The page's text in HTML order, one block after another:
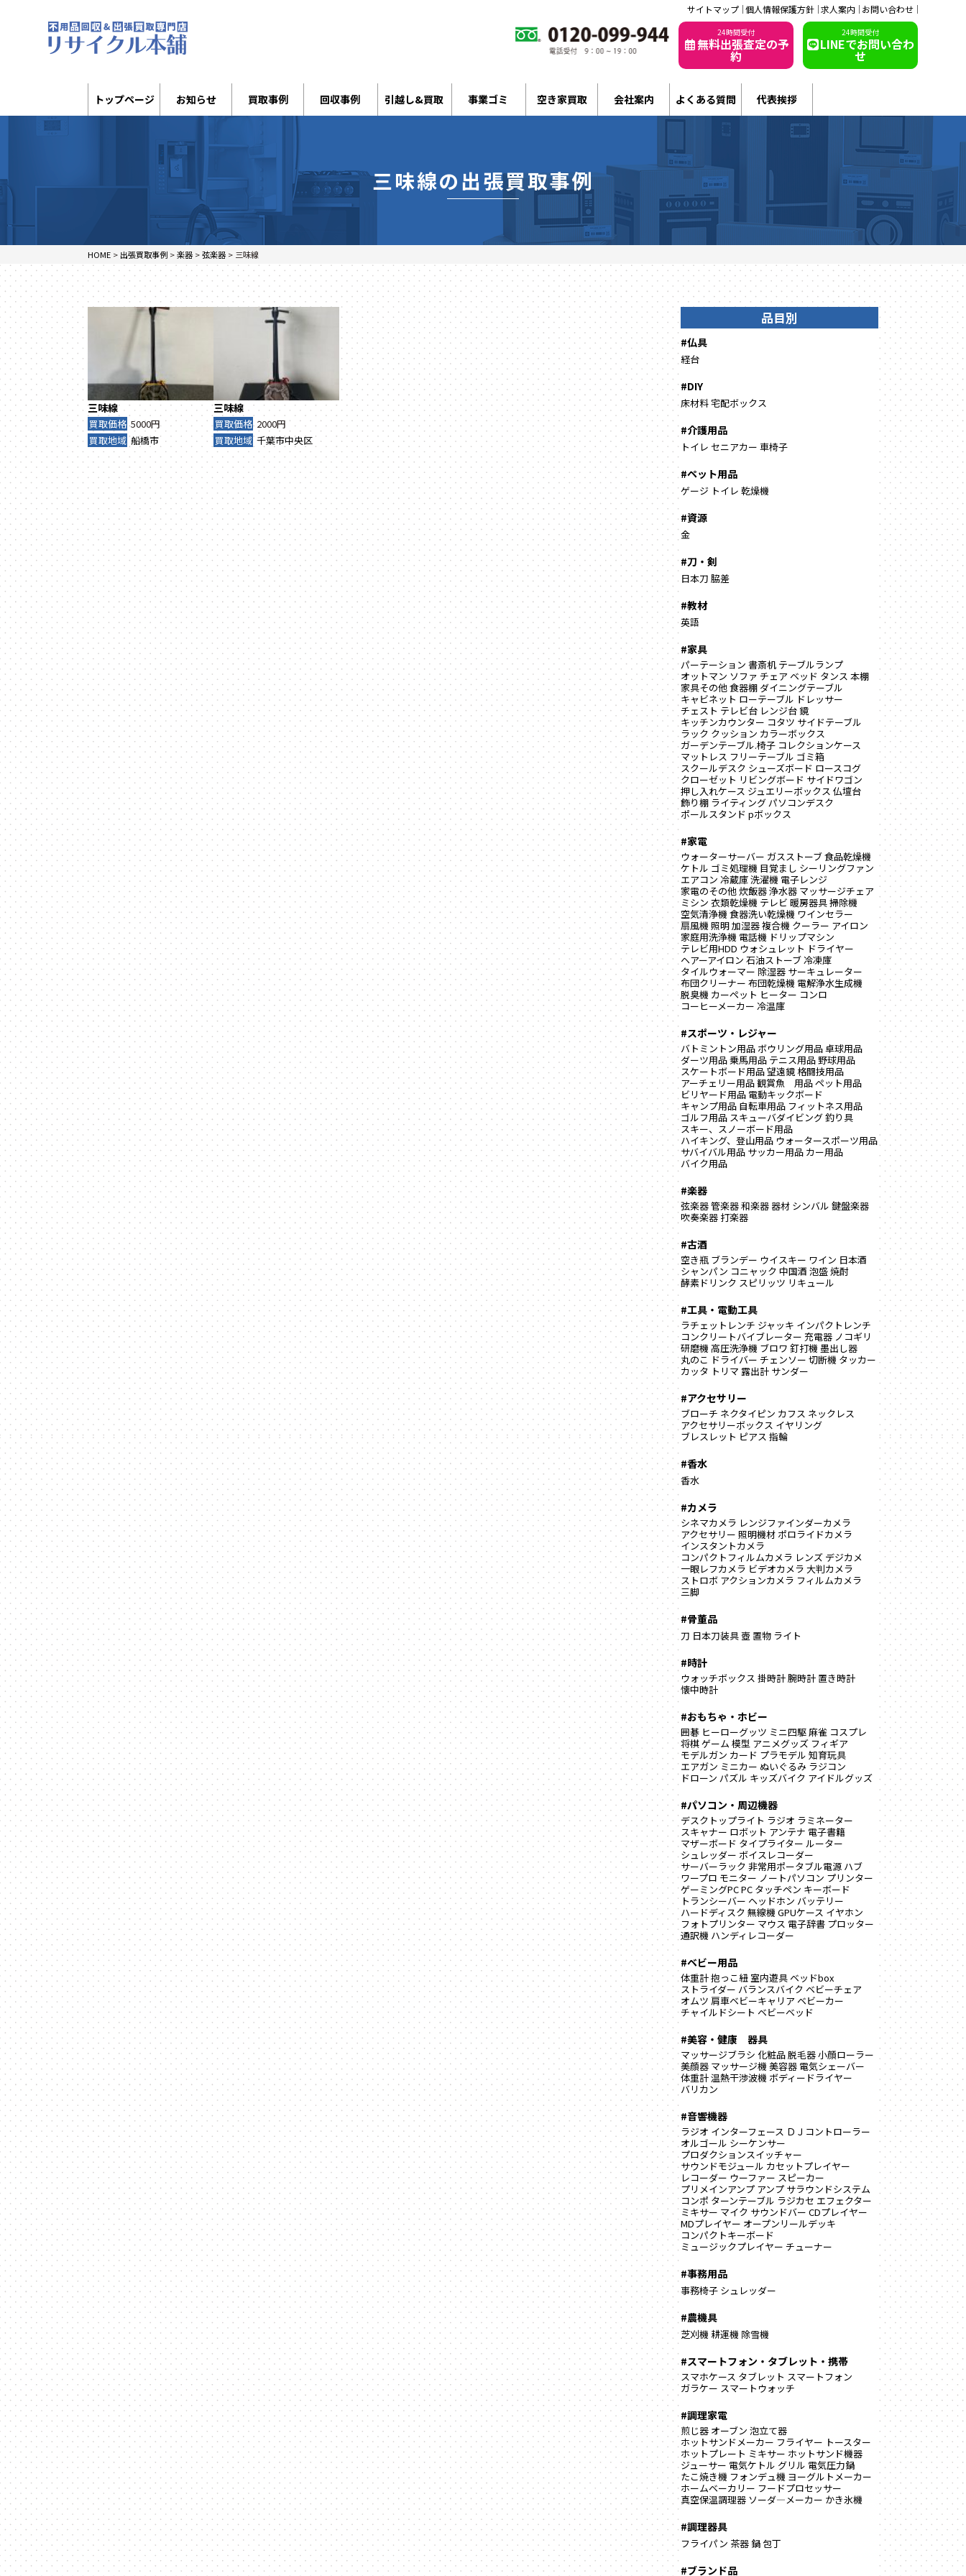
サイトマップ 個人情報保護方針 求人案内 お問い合わせ
24時間受付
無料出張査定の予
約
24時間受付
LINEでお問い合わ
せ
トップページ お知らせ 買取事例 回収事例 引越し&買取 事業ゴミ 空き家買取 会社案内 よくある質問 代表挨拶
三味線の出張買取事例
HOME > 出張買取事例 >楽器 >弦楽器 > 三味線
三味線
買取価格 5000円
買取地域 船橋市
三味線
買取価格 2000円
買取地域 千葉市中央区
品目別
#仏具
経台
#DIY
床材料宅配ボックス
#介護用品
トイレ セニアカー 車椅子
#ペット用品
ゲージ トイレ 乾燥機
#資源
金
#刀・剣
日本刀 脇差
#教材
英語
#家具
パーテーション 書斎机 テーブルランプ
オットマン ソファ チェア ベッド タンス 本棚
家具その他食器棚 ダイニングテーブル
キャビネット ローテーブル ドレッサー
チェスト テレビ台 レンジ台鏡
キッチンカウンター コタツ サイドテーブル
ラック クッション カラーボックス
ガーデンテーブル.椅子 コレクションケース
マットレス フリーテーブル ゴミ箱
スクールデスク シューズボード ロースコグ
クローゼット リビングボード サイドワゴン
押し入れケース ジュエリーボックス 仏壇台
飾り棚 ライティングパソコンデスク
ポールスタンド pボックス
#家電
ウォーターサーバー ガスストーブ食品乾燥機
ケトル ゴミ処理機 目覚まし シーリングファン
エアコン 冷蔵庫洗濯機 電子レンジ
家電のその他炊飯器浄水器 マッサージチェア
ミシン 衣類乾燥機 テレビ 暖房器具掃除機
空気清浄機食器洗い乾燥機 ワインセラー
扇風機照明加湿器複合機 クーラー アイロン
家庭用洗浄機 電話機 ドリップマシン
テレビ用HDD ウォシュレット ドライヤー
ヘアーアイロン 石油ストーブ冷凍庫
タイルウォーマー 除湿器 サーキュレーター
布団クリーナー 布団乾燥機 電解浄水生成機
脱臭機 カーペット ヒーター コンロ
コーヒーメーカー 冷温庫
#スポーツ・レジャー
バトミントン用品 ボウリング用品卓球用品
ダーツ用品乗馬用品 テニス用品野球用品
スケートボード用品望遠鏡 格闘技用品
アーチェリー用品 観賞魚 用品ペット用品
ビリヤード用品 電動キックボード
キャンプ用品 自転車用品 フィットネス用品
ゴルフ用品 スキューバダイビング釣り具
スキー、スノーボード用品
ハイキング、登山用品 ウォータースポーツ用品
サバイバル用品 サッカー用品 カー用品
バイク用品
#楽器
弦楽器管楽器和楽器 器材 シンバル 鍵盤楽器
吹奏楽器 打楽器
#古酒
空き瓶 ブランデー ウイスキー ワイン 日本酒
シャンパン コニャック 中国酒 泡盛焼酎
酵素ドリンク スピリッツ リキュール
#工具・電動工具
ラチェットレンチ ジャッキ インパクトレンチ
コンクリートバイブレーター 充電器 ノコギリ
研磨機 高圧洗浄機 ブロワ 釘打機墨出し器
丸のこ ドライバー チェンソー 切断機 タッカー
カッタ トリマ 露出計 サンダー
#アクセサリー
ブローチ ネクタイピン カフス ネックレス
アクセサリーボックス イヤリング
ブレスレット ピアス 指輪
#香水
香水
#カメラ
シネマカメラ レンジファインダーカメラ
アクセサリー 照明機材 ポロライドカメラ
インスタントカメラ
コンパクトフィルムカメラ レンズ デジカメ
一眼レフカメラ ビデオカメラ 大判カメラ
ストロボ アクションカメラ フィルムカメラ
三脚
#骨董品
刀 日本刀装具壺 置物 ライト
#時計
ウォッチボックス 掛時計腕時計 置き時計
懐中時計
#おもちゃ・ホビー
囲碁 ヒーローグッツ ミニ四駆麻雀 コスプレ
将棋ゲーム 模型 アニメグッズ フィギア
モデルガン カード プラモデル 知育玩具
エアガン ミニカー ぬいぐるみ ラジコン
ドローン パズル キッズバイク アイドルグッズ
#パソコン・周辺機器
デスクトップライト ラジオ ラミネーター
スキャナー ロボット アンテナ 電子書籍
マザーボード タイプライター ルーター
シュレッダー ボイスレコーダー
サーバーラック 非常用ポータブル電源 ハブ
ワープロ モニター ノートパソコン プリンター
ゲーミングPCPC タッチペン キーボード
トランシーバー ヘッドホン バッテリー
ハードディスク 無線機GPUケース イヤホン
フォトプリンター マウス 電子辞書 プロッター
通訳機 ハンディレコーダー
#ベビー用品
体重計抱っこ紐室内遊具 ベッドbox
ストライダー バランスバイク ベビーチェア
オムツ 肩車ベビーキャリア ベビーカー
チャイルドシート ベビーベッド
#美容・健康 器具
マッサージブラシ 化粧品脱毛器小顔ローラー
美顔器 マッサージ機美容器 電気シェーバー
体重計温熱干渉波機 ボディードライヤー
バリカン
#音響機器
ラジオ インターフェース ＤＪコントローラー
オルゴール シーケンサー
プロダクションスイッチャー
サウンドモジュール カセットプレイヤー
レコーダー ウーファー スピーカー
プリメインアンプ アンプ サラウンドシステム
コンポ ターンテーブル ラジカセ エフェクター
ミキサー マイク サウンドバー CDプレイヤー
MDプレイヤー オープンリールデッキ
コンパクトキーボード
ミュージックプレイヤー チューナー
#事務用品
事務椅子 シュレッダー
#農機具
芝刈機耕運機 除雪機
#スマートフォン・タブレット・携帯
スマホケース タブレット スマートフォン
ガラケー スマートウォッチ
#調理家電
煎じ器 オーブン 泡立て器
ホットサンドメーカー フライヤー トースター
ホットプレート ミキサー ホットサンド機器
ジューサー 電気ケトル グリル 電気圧力鍋
たこ焼き機 フォンデュ機 ヨーグルトメーカー
ホームベーカリー フードプロセッサー
真空保温調理器 ソーダ―メーカー かき氷機
#調理器具
フライパン 茶器鍋包丁
#ブランド品